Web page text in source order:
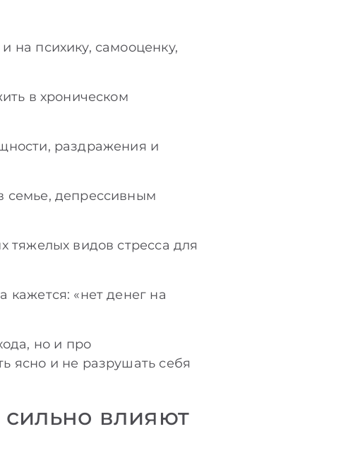
на психику, самооценку,
в хроническом
раздражения и
семье, депрессивным
тяжелых видов стресса для
кажется: «нет денег на
но и про
ясно и не разрушать себя
влияют